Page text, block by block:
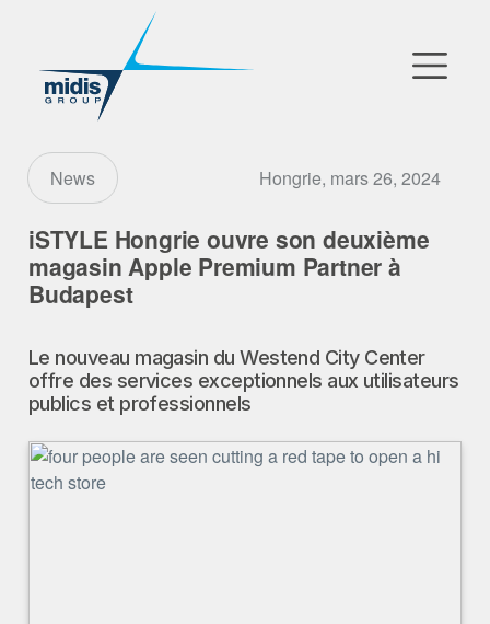
Go to Market
Partenaires Technologiques
Notre Entreprise
▼
FR | EN |
News Hongrie, mars 26, 2024
iSTYLE Hongrie ouvre son deuxième
magasin Apple Premium Partner à
Budapest
Le nouveau magasin du Westend City Center
offre des services exceptionnels aux utilisateurs
publics et professionnels